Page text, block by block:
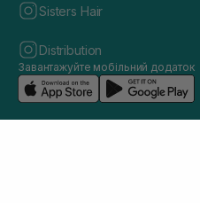
Sisters Hair
Distribution
Завантажуйте мобільний додаток